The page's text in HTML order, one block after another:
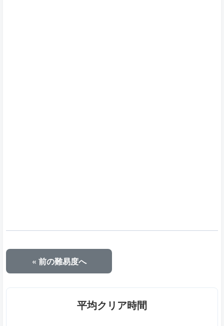
« 前の難易度へ
平均クリア時間